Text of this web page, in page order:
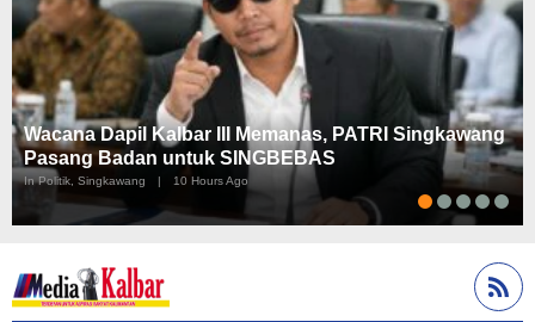
Wacana Dapil Kalbar III Memanas, PATRI Singkawang
Pasang Badan untuk SINGBEBAS
In Politik, Singkawang | 10 Hours Ago